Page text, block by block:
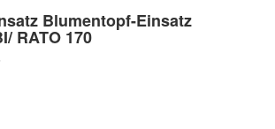
Blumentopf-Einsatz
RATO 170